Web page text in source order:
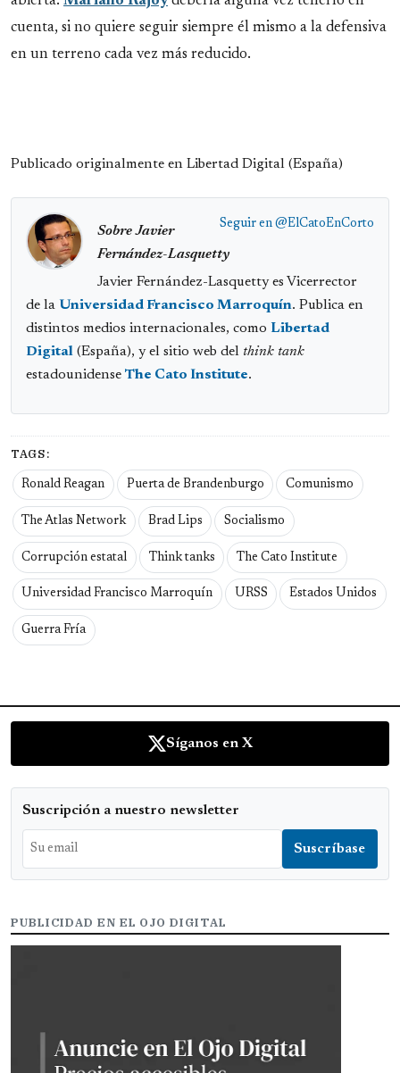
cuenta, si no quiere seguir siempre él mismo a la defensiva
en un terreno cada vez más reducido.
Publicado originalmente en Libertad Digital (España)
Seguir en @ElCatoEnCorto
Sobre Javier
Fernández-Lasquetty
Javier Fernández-Lasquetty es Vicerrector
de la Universidad Francisco Marroquín. Publica en
distintos medios internacionales, como Libertad
Digital (España), y el sitio web del think tank
estadounidense The Cato Institute.
TAGS:
Ronald Reagan Puerta de Brandenburgo Comunismo
The Atlas Network Brad Lips Socialismo
Corrupción estatal Think tanks The Cato Institute
Universidad Francisco Marroquín URSS Estados Unidos
Guerra Fría
Síganos en X
Suscripción a nuestro newsletter
PUBLICIDAD EN EL OJO DIGITAL